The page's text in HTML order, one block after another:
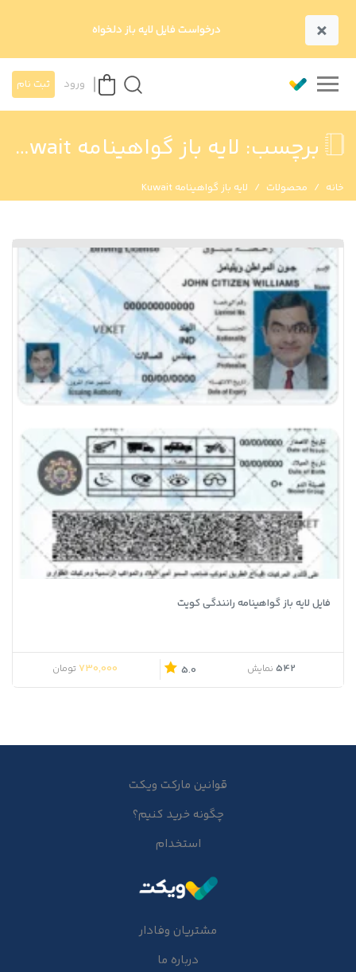
× درخواست فایل لایه باز دلخواه
ورود ثبت نام
برچسب: لایه باز گواهینامه Kuwait
خانه محصولات لایه باز گواهینامه Kuwait
فایل لایه باز گواهینامه رانندگی کویت
542 نمایش 5.0
730,000 تومان
قوانین مارکت ویکت
چگونه خرید کنیم؟
استخدام
مشتریان وفادار
درباره ما